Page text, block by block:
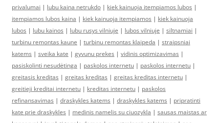
privalumai | lubu kaina netrukdo | kiek kainuoja itempiamos lubos |
itempiamos lubos kaina | kiek kainuoja itempiamos | kiek kainuoja
lubos | lubu kainos | lubu rusys vilniuje | lubos vilniuje | siltnamiai |
turbinu remontas kaune | turbinu remontas klaipeda | straipsniai
katems | sveika kate | gyvunu prekes | vidinis optimizavimas |
pasiskolinti nesudėtinga | paskolos internetu | paskolos internetu |
greitasis kreditas | greitas kreditas | greitas kreditas internetu |
greitieji kreditai internetu | kreditas internetu | paskolos
refinansavimas | draskykles katems | draskykles katems | pripratinti
kate prie draskykles | medinis namelis su ciuozykla | sausas maistas ar